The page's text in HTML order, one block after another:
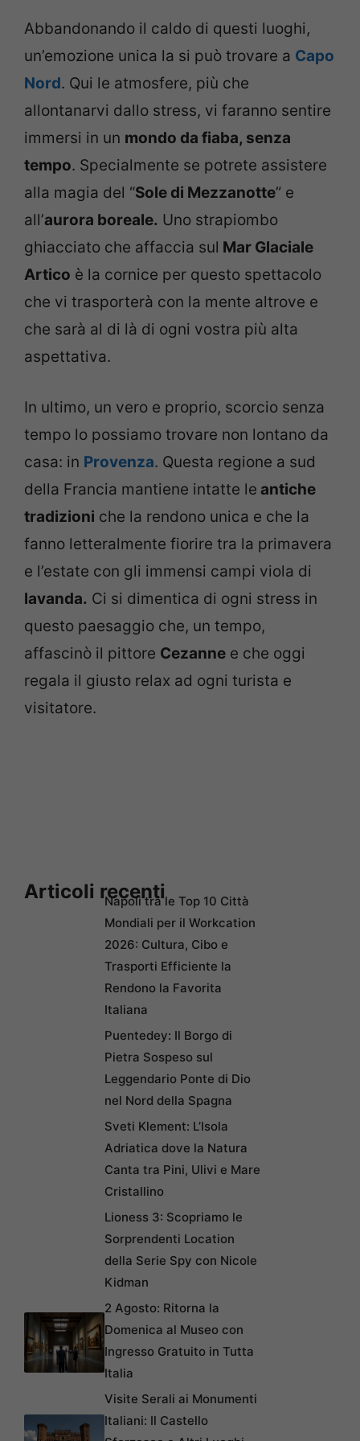
Abbandonando il caldo di questi luoghi,
un’emozione unica la si può trovare a Capo
Nord. Qui le atmosfere, più che
allontanarvi dallo stress, vi faranno sentire
immersi in un mondo da fiaba, senza
tempo. Specialmente se potrete assistere
alla magia del “Sole di Mezzanotte” e
all’aurora boreale. Uno strapiombo
ghiacciato che affaccia sul Mar Glaciale
Artico è la cornice per questo spettacolo
che vi trasporterà con la mente altrove e
che sarà al di là di ogni vostra più alta
aspettativa.
In ultimo, un vero e proprio, scorcio senza
tempo lo possiamo trovare non lontano da
casa: in Provenza. Questa regione a sud
della Francia mantiene intatte le antiche
tradizioni che la rendono unica e che la
fanno letteralmente fiorire tra la primavera
e l’estate con gli immensi campi viola di
lavanda. Ci si dimentica di ogni stress in
questo paesaggio che, un tempo,
affascinò il pittore Cezanne e che oggi
regala il giusto relax ad ogni turista e
visitatore.
Articoli recentiNapoli tra le Top 10 Città
Mondiali per il Workcation
2026: Cultura, Cibo e
Trasporti Efficiente la
Rendono la Favorita
Italiana
Puentedey: Il Borgo di
Pietra Sospeso sul
Leggendario Ponte di Dio
nel Nord della Spagna
Sveti Klement: L’Isola
Adriatica dove la Natura
Canta tra Pini, Ulivi e Mare
Cristallino
Lioness 3: Scopriamo le
Sorprendenti Location
della Serie Spy con Nicole
Kidman
2 Agosto: Ritorna la
Domenica al Museo con
Ingresso Gratuito in Tutta
Italia
Visite Serali ai Monumenti
Italiani: Il Castello